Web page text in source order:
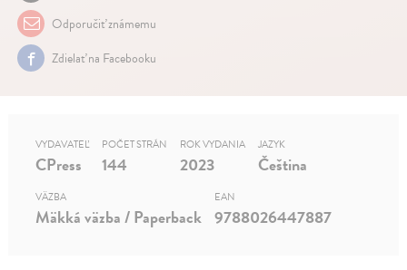
Odporučiť známemu
Zdielať na Facebooku
VYDAVATEĽ
CPress
POČET STRÁN
144
ROK VYDANIA
2023
JAZYK
Čeština
VÄZBA
Mäkká väzba / Paperback
EAN
9788026447887